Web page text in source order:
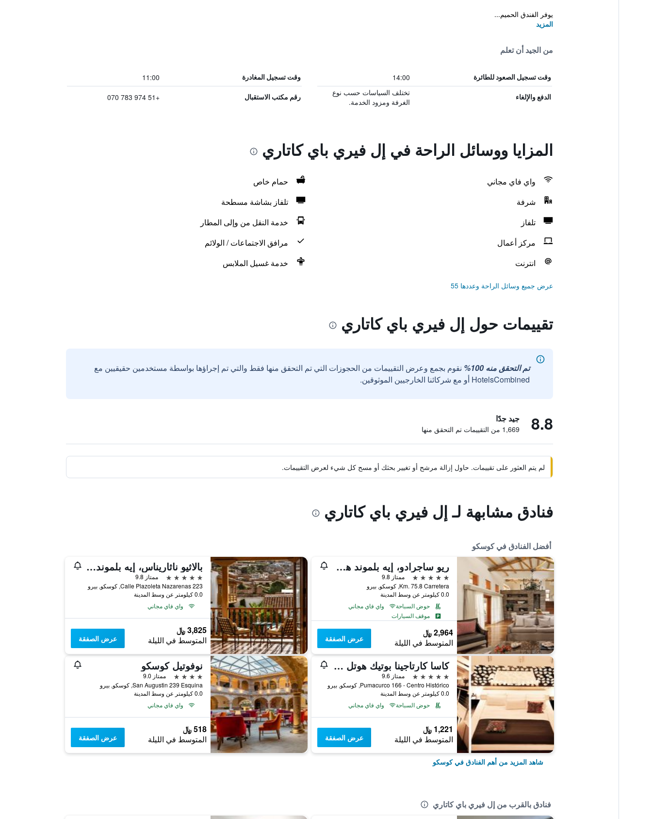
يوفر الفندق الحميم...
المزيد
من الجيد أن تعلم
وقت تسجيل الصعود للطائرة 14:00 وقت تسجيل المغادرة 11:00
الدفع والإلغاء
تختلف السياسات حسب نوع
الغرفة ومزود الخدمة.
رقم مكتب الاستقبال +51 974 783 070
المزايا ووسائل الراحة في إل فيري باي كاتاري
واي فاي مجاني
حمام خاص
شرفة
تلفاز بشاشة مسطحة
تلفاز
خدمة النقل من وإلى المطار
مركز أعمال
مرافق الاجتماعات / الولائم
انترنت
خدمة غسيل الملابس
عرض جميع وسائل الراحة وعددها 55
تقييمات حول إل فيري باي كاتاري
تم التحقق منه 100%
نقوم بجمع وعرض التقييمات من الحجوزات التي تم التحقق منها فقط والتي تم إجراؤها بواسطة مستخدمين حقيقيين مع
HotelsCombined أو مع شركائنا الخارجيين الموثوقين.
8.8 جيد جدًا
1,669 من التقييمات تم التحقق منها
لم يتم العثور على تقييمات. حاول إزالة مرشح أو تغيير بحثك أو مسح كل شيء لعرض التقييمات.
فنادق مشابهة لـ إل فيري باي كاتاري
أفضل الفنادق في كوسكو
ريو ساجرادو، إيه بلموند هوتل، سيكرد فالي
5 نجوم
ممتاز 9.8
Km. 75.8 Carretera, كوسكو, بيرو
0.0 كيلومتر عن وسط المدينة
حوض السباحة
واي فاي مجاني
موقف السيارات
2,964 ﷼
المتوسط في الليلة عرض الصفقة
بالاثيو ناثاريناس، إيه بلموند هوتل، كوسكو
5 نجوم
ممتاز 9.8
Calle Plazoleta Nazarenas 223, كوسكو, بيرو
0.0 كيلومتر عن وسط المدينة
واي فاي مجاني
3,825 ﷼
المتوسط في الليلة عرض الصفقة
كاسا كارتاجينا بوتيك هوتل آند سبا
5 نجوم
ممتاز 9.6
Pumacurco 166 - Centro Histórico, كوسكو, بيرو
0.0 كيلومتر عن وسط المدينة
حوض السباحة
واي فاي مجاني
1,221 ﷼
المتوسط في الليلة عرض الصفقة
نوفوتيل كوسكو
4 نجوم
ممتاز 9.0
San Augustin 239 Esquina, كوسكو, بيرو
0.0 كيلومتر عن وسط المدينة
واي فاي مجاني
518 ﷼
المتوسط في الليلة عرض الصفقة
شاهد المزيد من أهم الفنادق في كوسكو
فنادق بالقرب من إل فيري باي كاتاري